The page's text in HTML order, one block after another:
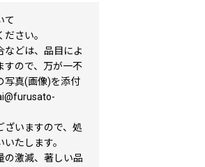
て
さい。
などは、品目によ
すので、万が一不
写真(画像)を添付
ざいますので、処
たします。
の激減、著しい品